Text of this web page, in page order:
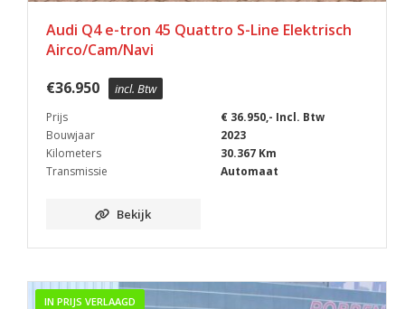
Audi Q4 e-tron 45 Quattro S-Line Elektrisch
Airco/Cam/Navi
€36.950 incl. Btw
Prijs
€ 36.950,- Incl. Btw
Bouwjaar
2023
Kilometers
30.367 Km
Transmissie
Automaat
Bekijk
IN PRIJS VERLAAGD